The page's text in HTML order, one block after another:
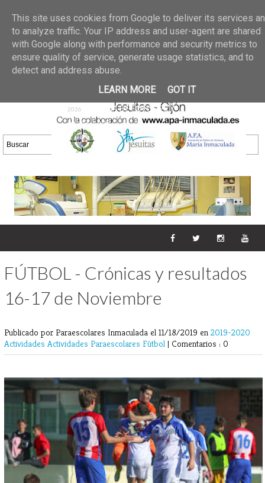
02 jun 2026
GALERIA DE FOTOS
30/05/2026
25 may 2026
GALERIA
DE FOTOS 23/05/2026
20 may
2026
GALERIA DE FOTOS
16/05/2026
DE FOTOS 09/05/2026
28 abr
2026
GALERIA DE FOTOS 25 Y
26/04/2026
FÚTBOL - Crónicas y resultados
16-17 de Noviembre
Publicado por Paraescolares Inmaculada el 11/18/2019 en 2019-2020
Actividades Actividades Paraescolares Fútbol | Comentarios : 0
This site uses cookies from Google to deliver its services
to analyze traffic. Your IP address and user-agent are shared
with Google along with performance and security metrics to
ensure quality of service, generate usage statistics, and to
detect and address abuse.
LEARN MORE
GOT IT